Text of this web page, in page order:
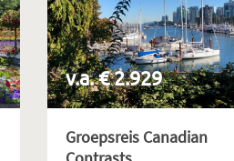
v.a. € 2.929
Groepsreis Canadian